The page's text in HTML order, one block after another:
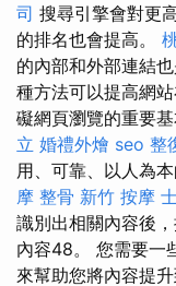
司 搜尋引擎會對更
的排名也會提高。
的內部和外部連結
種方法可以提高網
礙網頁瀏覽的重要
立 婚禮外燴 seo 整
用、可靠、以人為
摩 整骨 新竹 按摩
識別出相關內容後
內容48。 您需要一
來幫助您將內容提